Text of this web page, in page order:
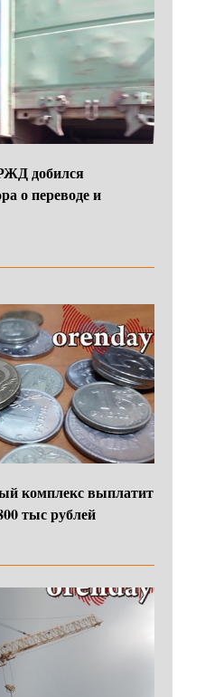
добился
о переводе и
комплекс выплатит
тыс рублей